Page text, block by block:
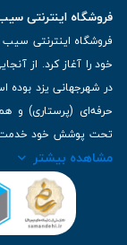
فروشگاه اینترنتی سیب
در شهرجهانی یزد بوده
حرفه‌ای (پرستاری) و
تحت پوشش خود
برترین برندهای موجود
| تلفن تماس : 36333383-035 | ایمیل: Info@Sib115.com
مشاهده بیشتر